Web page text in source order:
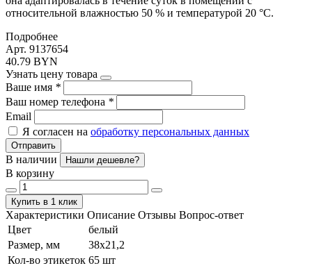
относительной влажностью 50 % и температурой 20 °С.
Подробнее
Арт. 9137654
40.79 BYN
Узнать цену товара
Ваше имя *
Ваш номер телефона *
Email
Я согласен на обработку персональных данных
Отправить
В наличии Нашли дешевле?
В корзину
Купить в 1 клик
Характеристики Описание Отзывы Вопрос-ответ
Цвет
белый
Размер, мм
38х21,2
Кол-во этикеток 65 шт